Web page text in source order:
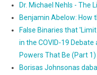
Dr. Michael Nehls - The
Benjamin Abelow: How
False Binaries that
in the COVID-19
Powers That Be (Part 1)
Borisas Johnsonas